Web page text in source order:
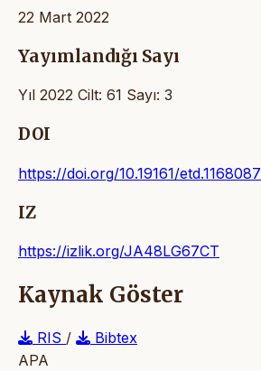
22 Mart 2022
Yayımlandığı Sayı
Yıl 2022 Cilt: 61 Sayı: 3
DOI
https://doi.org/10.19161/etd.1168087
IZ
https://izlik.org/JA48LG67CT
Kaynak Göster
RIS /
Bibtex
APA